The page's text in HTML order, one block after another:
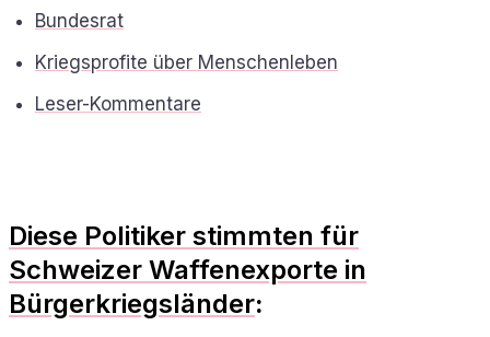
Bundesrat
Kriegsprofite über Menschenleben
Leser-Kommentare
Diese Politiker stimmten für
Schweizer Waffenexporte in
Bürgerkriegsländer: